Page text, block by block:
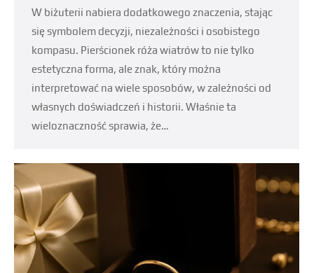
W biżuterii nabiera dodatkowego znaczenia, stając
się symbolem decyzji, niezależności i osobistego
kompasu. Pierścionek róża wiatrów to nie tylko
estetyczna forma, ale znak, który można
interpretować na wiele sposobów, w zależności od
własnych doświadczeń i historii. Właśnie ta
wieloznaczność sprawia, że…